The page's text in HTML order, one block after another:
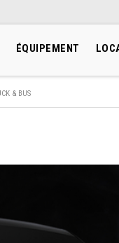
ÉQUIPEMENT
& BUS